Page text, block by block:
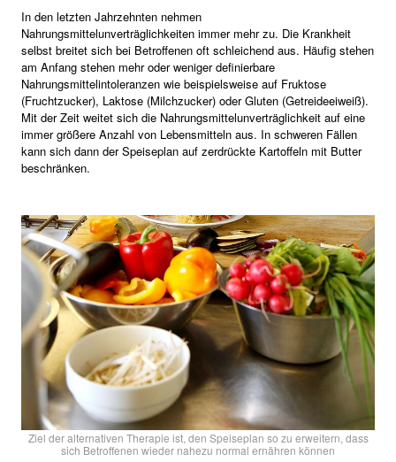
In den letzten Jahrzehnten nehmen
Nahrungsmittelunverträglichkeiten immer mehr zu. Die Krankheit
selbst breitet sich bei Betroffenen oft schleichend aus. Häufig stehen
am Anfang stehen mehr oder weniger definierbare
Nahrungsmittelintoleranzen wie beispielsweise auf Fruktose
(Fruchtzucker), Laktose (Milchzucker) oder Gluten (Getreideeiweiß).
Mit der Zeit weitet sich die Nahrungsmittelunverträglichkeit auf eine
immer größere Anzahl von Lebensmitteln aus. In schweren Fällen
kann sich dann der Speiseplan auf zerdrückte Kartoffeln mit Butter
beschränken.
Ziel der alternativen Therapie ist, den Speiseplan so zu erweitern, dass
sich Betroffenen wieder nahezu normal ernähren können